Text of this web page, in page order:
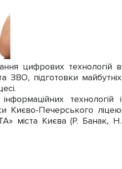
цифрових технологій в
ЗВО, підготовки майбутніх
технологій і
Києво-Печерського ліцею
міста Києва (Р. Банак, Н.